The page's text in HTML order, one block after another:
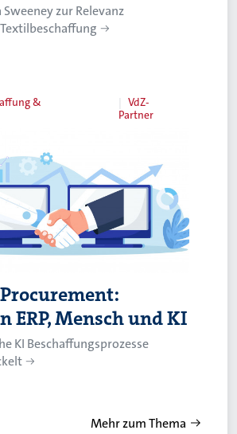
zur Relevanz
&
VdZ-
Partner
ERP, Mensch und KI
KI Beschaffungsprozesse
Mehr zum Thema